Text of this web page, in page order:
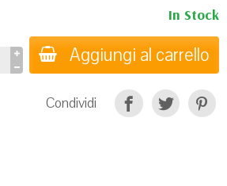
In Stock
Aggiungi al carrello
Condividi